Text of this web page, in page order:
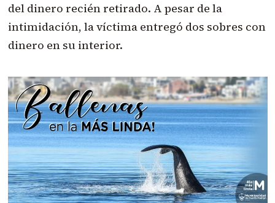
del dinero recién retirado. A pesar de la
intimidación, la víctima entregó dos sobres con
dinero en su interior.